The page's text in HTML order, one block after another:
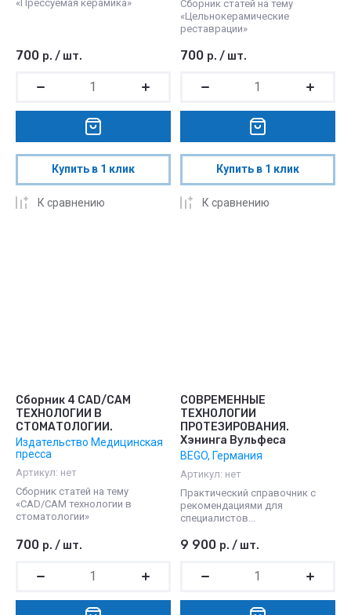
«Прессуемая керамика»
700 р. / шт.
Купить в 1 клик
К сравнению
Сборник статей на тему
«Цельнокерамические
реставрации»
700 р. / шт.
Купить в 1 клик
К сравнению
Сборник 4 CAD/CAM
ТЕХНОЛОГИИ В
СТОМАТОЛОГИИ.
Издательство Медицинская
пресса
Артикул: нет
Сборник статей на тему
«CAD/CAM технологии в
стоматологии»
700 р. / шт.
СОВРЕМЕННЫЕ
ТЕХНОЛОГИИ
ПРОТЕЗИРОВАНИЯ.
Хэнинга Вульфеса
BEGO, Германия
Артикул: нет
Практический справочник с
рекомендациями для
специалистов...
9 900 р. / шт.